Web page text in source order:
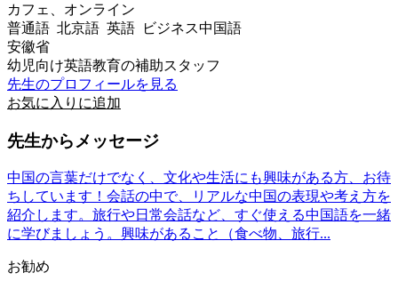
カフェ、オンライン
普通語 北京語 英語 ビジネス中国語
安徽省
幼児向け英語教育の補助スタッフ
先生のプロフィールを見る
お気に入りに追加
先生からメッセージ
中国の言葉だけでなく、文化や生活にも興味がある方、お待
ちしています！会話の中で、リアルな中国の表現や考え方を
紹介します。旅行や日常会話など、すぐ使える中国語を一緒
に学びましょう。興味があること（食べ物、旅行...
お勧め